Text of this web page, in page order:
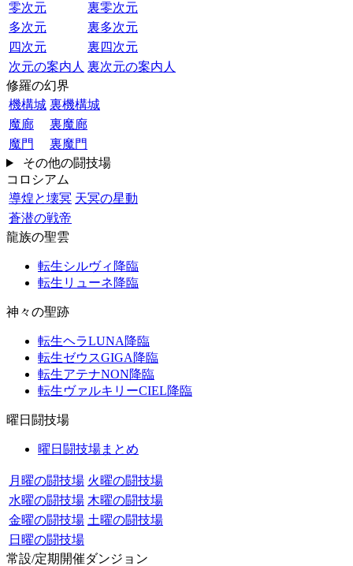
零次元
裏零次元
多次元
裏多次元
四次元
裏四次元
次元の案内人 裏次元の案内人
修羅の幻界
機構城 裏機構城
魔廊
裏魔廊
魔門
裏魔門
その他の闘技場
コロシアム
導煌と壊冥 天冥の星動
蒼潜の戦帝
龍族の聖雲
転生シルヴィ降臨
転生リューネ降臨
神々の聖跡
転生ヘラLUNA降臨
転生ゼウスGIGA降臨
転生アテナNON降臨
転生ヴァルキリーCIEL降臨
曜日闘技場
曜日闘技場まとめ
月曜の闘技場 火曜の闘技場
水曜の闘技場 木曜の闘技場
金曜の闘技場 土曜の闘技場
日曜の闘技場
常設/定期開催ダンジョン